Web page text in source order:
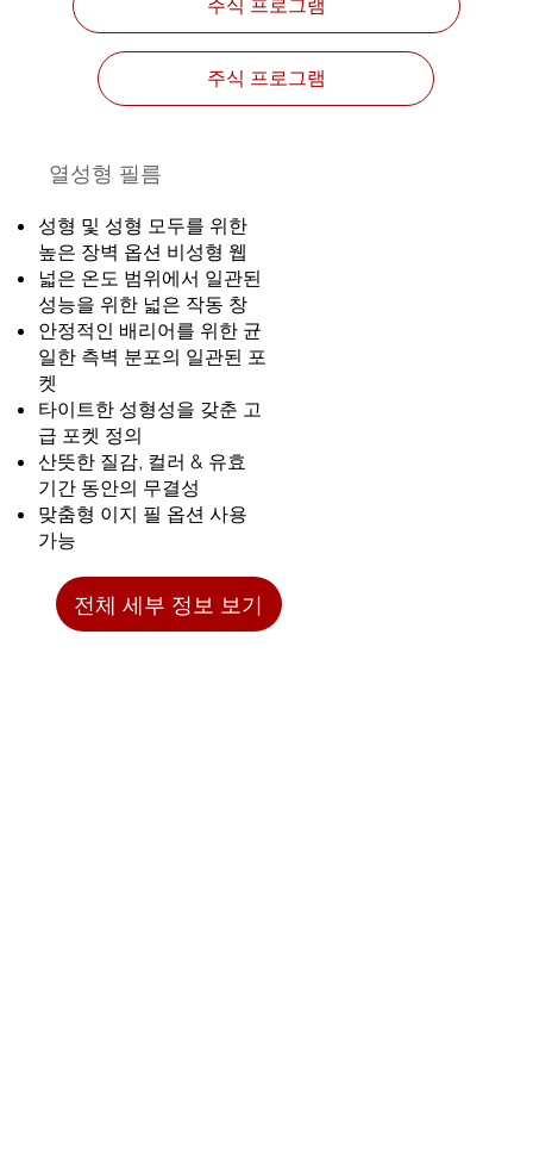
주식 프로그램
주식 프로그램
전체 세부 정보 보기
열성형 필름
성형 및 성형 모두를 위한
높은 장벽 옵션 비성형 웹
넓은 온도 범위에서 일관된
성능을 위한 넓은 작동 창
안정적인 배리어를 위한 균
일한 측벽 분포의 일관된 포
켓​
타이트한 성형성을 갖춘 고
급 포켓 정의
산뜻한 질감, 컬러 & 유효
기간 동안의 무결성
맞춤형 이지 필 옵션 사용
가능